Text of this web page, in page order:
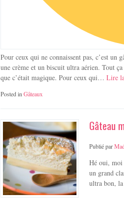
Pour ceux qui ne connaissent pas, c’est un
une crème et un biscuit ultra aérien. Tout
que c’était magique. Pour ceux qui… Lire
Posted inGâteaux
Gâteau
Publié par
Hé oui, moi
un grand
ultra bon,